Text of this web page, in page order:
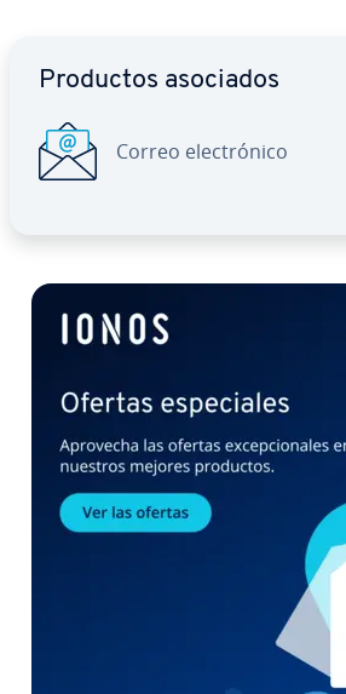
Productos asociados
Correo ele­c­tró­ni­co